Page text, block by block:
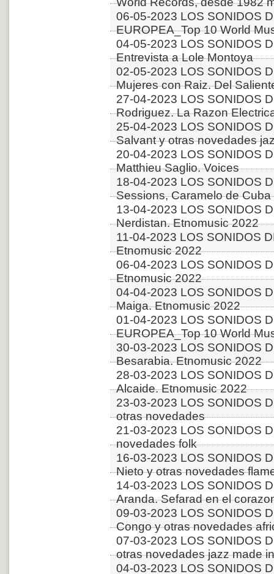
06-05-2023 LOS SONIDOS
EUROPEA_Top 10 World
04-05-2023 LOS SONIDOS
Entrevista a Lole Montoya
02-05-2023 LOS SONIDOS
Mujeres con Raiz. Del
27-04-2023 LOS SONIDOS
Rodriguez. La Razon
25-04-2023 LOS SONIDOS
Salvant y otras novedades
20-04-2023 LOS SONIDOS
Matthieu Saglio. Voices
18-04-2023 LOS SONIDOS
Sessions, Caramelo de
13-04-2023 LOS SONIDOS
Nerdistan. Etnomusic 2022
11-04-2023 LOS SONIDOS
Etnomusic 2022
06-04-2023 LOS SONIDOS
Etnomusic 2022
04-04-2023 LOS SONIDOS
Maiga. Etnomusic 2022
01-04-2023 LOS SONIDOS
EUROPEA_Top 10 World
30-03-2023 LOS SONIDOS
Besarabia. Etnomusic 2022
28-03-2023 LOS SONIDOS
Alcaide. Etnomusic 2022
23-03-2023 LOS SONIDOS
otras novedades
21-03-2023 LOS SONIDOS
novedades folk
16-03-2023 LOS SONIDOS
Nieto y otras novedades
14-03-2023 LOS SONIDOS
Aranda. Sefarad en el
09-03-2023 LOS SONIDOS
Congo y otras novedades
07-03-2023 LOS SONIDOS
otras novedades jazz made
04-03-2023 LOS SONIDOS